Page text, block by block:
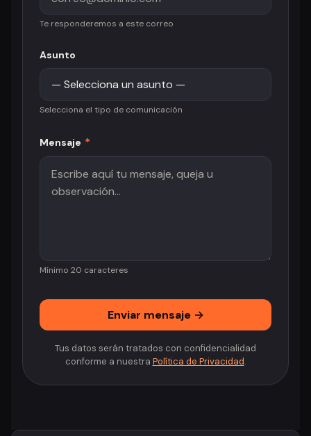
Te responderemos a este correo
Asunto
Selecciona el tipo de comunicación
Mensaje *
Mínimo 20 caracteres
Enviar mensaje →
Tus datos serán tratados con confidencialidad
conforme a nuestra Política de Privacidad.